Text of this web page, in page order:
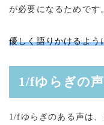
が必要になるためです
優しく語りかけるよう
1/fゆらぎの
1/fゆらぎのある声は